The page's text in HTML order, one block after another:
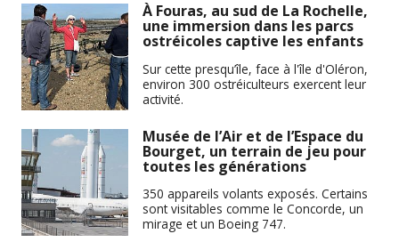
À Fouras, au sud de La Rochelle,
une immersion dans les parcs
ostréicoles captive les enfants
Sur cette presqu’île, face à l'île d'Oléron,
environ 300 ostréiculteurs exercent leur
activité.
Musée de l’Air et de l’Espace du
Bourget, un terrain de jeu pour
toutes les générations
350 appareils volants exposés. Certains
sont visitables comme le Concorde, un
mirage et un Boeing 747.